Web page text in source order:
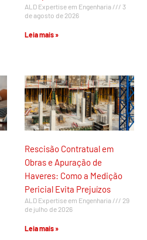
ALD Expertise em Engenharia
3
de agosto de 2026
Leia mais »
Rescisão Contratual em
Obras e Apuração de
Haveres: Como a Medição
Pericial Evita Prejuízos
ALD Expertise em Engenharia
29
de julho de 2026
Leia mais »